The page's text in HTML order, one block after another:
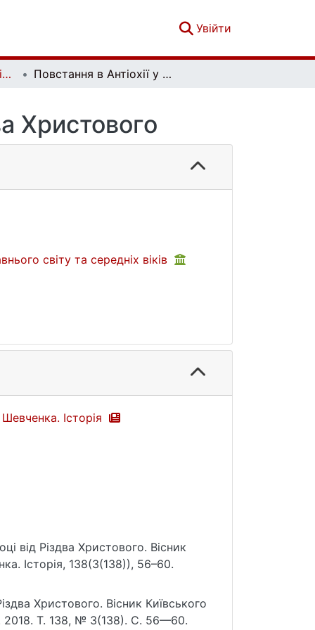
Увійти
Вісник Київського національного університету імені Тараса Шевченка. Історія. Вип. 3(138) Повстання в Антіохії у 387 році від Різдва Христового
Христового
світу та середніх віків
Історія
від Різдва Христового. Вісник
Історія, 138(3(138)), 56–60.
Христового. Вісник Київського
2018. Т. 138, № 3(138). С. 56—60.